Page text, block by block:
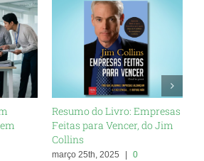
Resumo do Livro: Empresas
Feitas para Vencer, do Jim
Collins
março 25th, 2025
0